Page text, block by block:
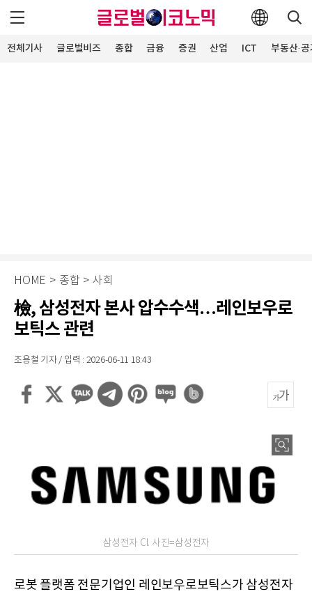
전체기사 글로벌비즈 종합 금융 증권 산업 ICT 부동산·
HOME > 종합 > 사회
檢, 삼성전자 본사 압수수색…레인보우로
보틱스 관련
조용철 기자 / 입력 : 2026-06-11 18:43
삼성전자 CI. 사진=삼성전자
로봇 플랫폼 전문기업인 레인보우로보틱스가 삼성전자